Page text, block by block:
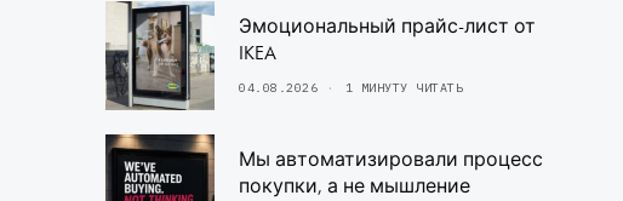
Эмоциональный прайс-лист от
IKEA
04.08.2026 1 МИНУТУ ЧИТАТЬ
Мы автоматизировали процесс
покупки, а не мышление